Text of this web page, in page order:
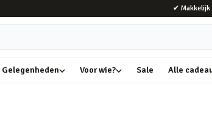
✔ Makkelijk
Gelegenheden Voor wie? Sale Alle